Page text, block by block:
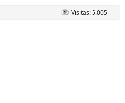
Visitas: 5.005